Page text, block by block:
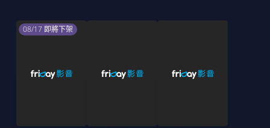
08/17 即將下架